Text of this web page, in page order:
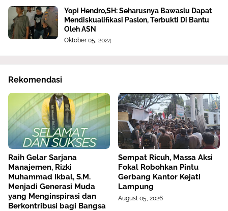
Yopi Hendro,SH: Seharusnya Bawaslu Dapat
Mendiskualifikasi Paslon, Terbukti Di Bantu
Oleh ASN
Oktober 05, 2024
Rekomendasi
Raih Gelar Sarjana
Manajemen, Rizki
Muhammad Ikbal, S.M.
Menjadi Generasi Muda
yang Menginspirasi dan
Berkontribusi bagi Bangsa
Sempat Ricuh, Massa Aksi
Fokal Robohkan Pintu
Gerbang Kantor Kejati
Lampung
August 05, 2026